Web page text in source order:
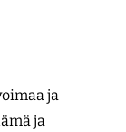
ja
ja